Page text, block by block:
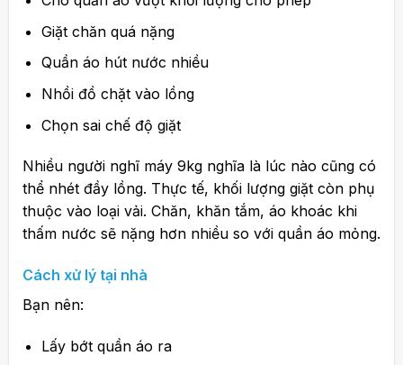
Giặt chăn quá nặng
Quần áo hút nước nhiều
Nhồi đồ chặt vào lồng
Chọn sai chế độ giặt
Nhiều người nghĩ máy 9kg nghĩa là lúc nào cũng có
thể nhét đầy lồng. Thực tế, khối lượng giặt còn phụ
thuộc vào loại vải. Chăn, khăn tắm, áo khoác khi
thấm nước sẽ nặng hơn nhiều so với quần áo mỏng.
Cách xử lý tại nhà
Bạn nên:
Lấy bớt quần áo ra